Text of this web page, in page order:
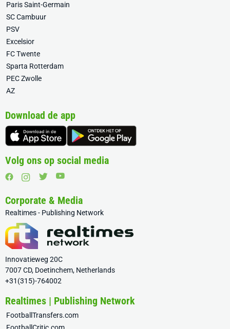
Paris Saint-Germain
SC Cambuur
PSV
Excelsior
FC Twente
Sparta Rotterdam
PEC Zwolle
AZ
Download de app
Volg ons op social media
Corporate & Media
Realtimes - Publishing Network
Innovatieweg 20C
7007 CD, Doetinchem, Netherlands
+31(315)-764002
Realtimes | Publishing Network
FootballTransfers.com